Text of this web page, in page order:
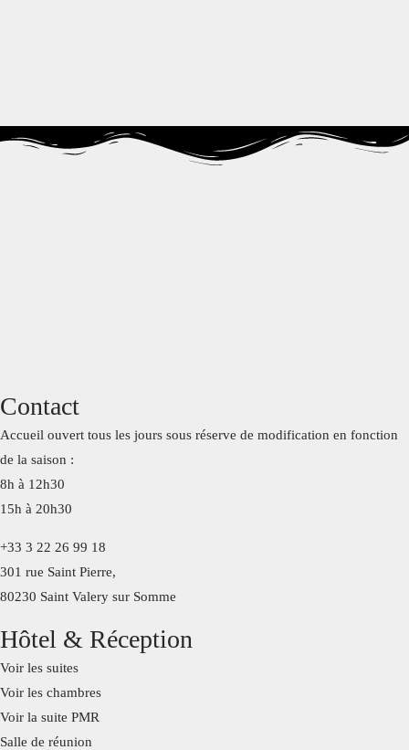
Contact
Accueil ouvert tous les jours sous réserve de modification en fonction
de la saison :
8h à 12h30
15h à 20h30
+33 3 22 26 99 18
301 rue Saint Pierre,
80230 Saint Valery sur Somme
Hôtel & Réception
Voir les suites
Voir les chambres
Voir la suite PMR
Salle de réunion